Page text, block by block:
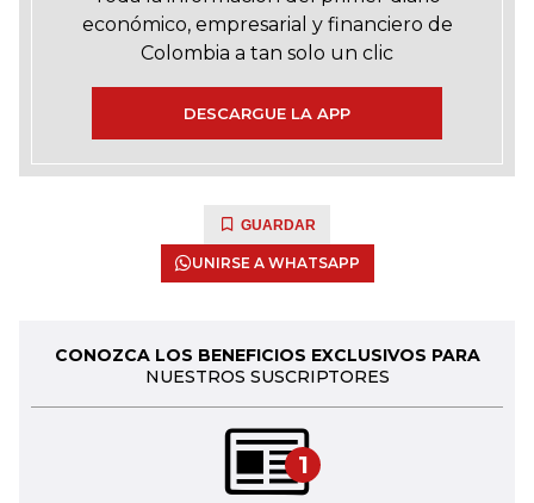
económico, empresarial y financiero de
Colombia a tan solo un clic
DESCARGUE LA APP
GUARDAR
UNIRSE A WHATSAPP
CONOZCA LOS BENEFICIOS EXCLUSIVOS PARA
NUESTROS SUSCRIPTORES
1